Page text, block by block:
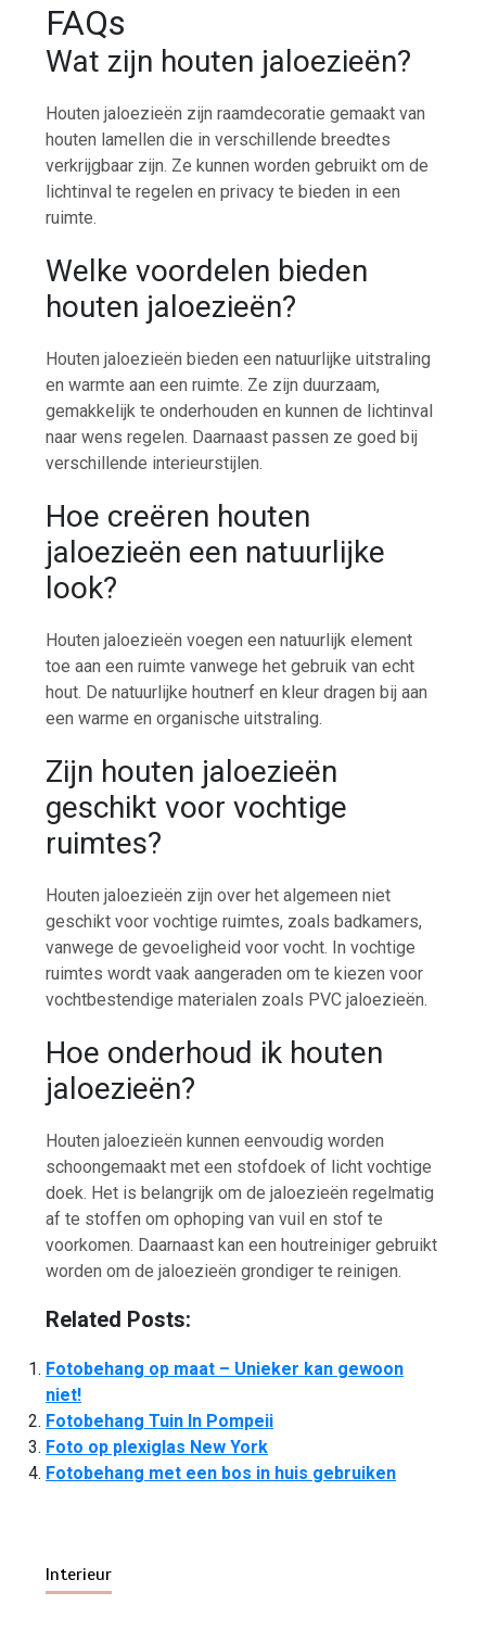
FAQs
Wat zijn houten jaloezieën?
Houten jaloezieën zijn raamdecoratie gemaakt van
houten lamellen die in verschillende breedtes
verkrijgbaar zijn. Ze kunnen worden gebruikt om de
lichtinval te regelen en privacy te bieden in een
ruimte.
Welke voordelen bieden
houten jaloezieën?
Houten jaloezieën bieden een natuurlijke uitstraling
en warmte aan een ruimte. Ze zijn duurzaam,
gemakkelijk te onderhouden en kunnen de lichtinval
naar wens regelen. Daarnaast passen ze goed bij
verschillende interieurstijlen.
Hoe creëren houten
jaloezieën een natuurlijke
look?
Houten jaloezieën voegen een natuurlijk element
toe aan een ruimte vanwege het gebruik van echt
hout. De natuurlijke houtnerf en kleur dragen bij aan
een warme en organische uitstraling.
Zijn houten jaloezieën
geschikt voor vochtige
ruimtes?
Houten jaloezieën zijn over het algemeen niet
geschikt voor vochtige ruimtes, zoals badkamers,
vanwege de gevoeligheid voor vocht. In vochtige
ruimtes wordt vaak aangeraden om te kiezen voor
vochtbestendige materialen zoals PVC jaloezieën.
Hoe onderhoud ik houten
jaloezieën?
Houten jaloezieën kunnen eenvoudig worden
schoongemaakt met een stofdoek of licht vochtige
doek. Het is belangrijk om de jaloezieën regelmatig
af te stoffen om ophoping van vuil en stof te
voorkomen. Daarnaast kan een houtreiniger gebruikt
worden om de jaloezieën grondiger te reinigen.
Related Posts:
Fotobehang op maat – Unieker kan gewoon
niet!
Fotobehang Tuin In Pompeii
Foto op plexiglas New York
Fotobehang met een bos in huis gebruiken
Interieur